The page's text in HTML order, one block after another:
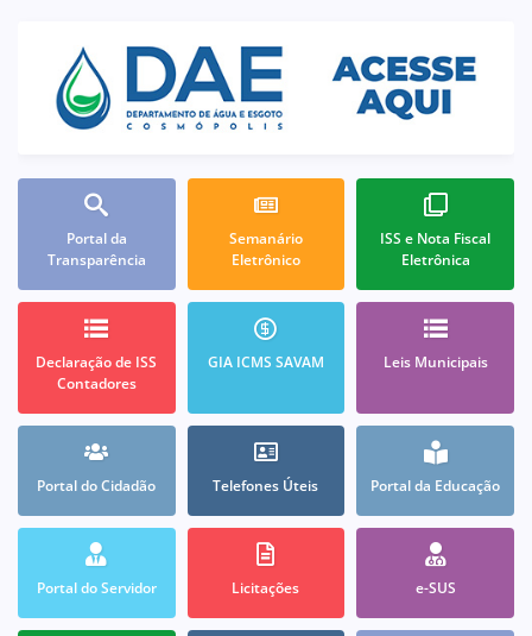
Portal da
Transparência
Semanário
Eletrônico
ISS e Nota Fiscal
Eletrônica
Declaração de ISS
Contadores
GIA ICMS SAVAM Leis Municipais
Portal do Cidadão Telefones Úteis Portal da Educação
Portal do Servidor Licitações e-SUS